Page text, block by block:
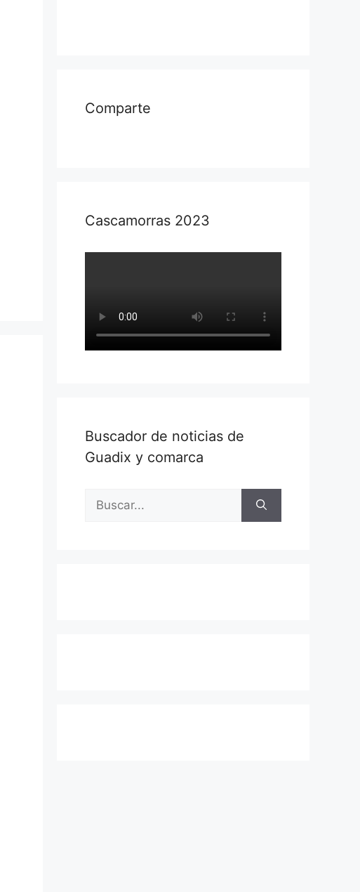
Comparte
Cascamorras 2023
Buscador de noticias de
Guadix y comarca
Buscar: